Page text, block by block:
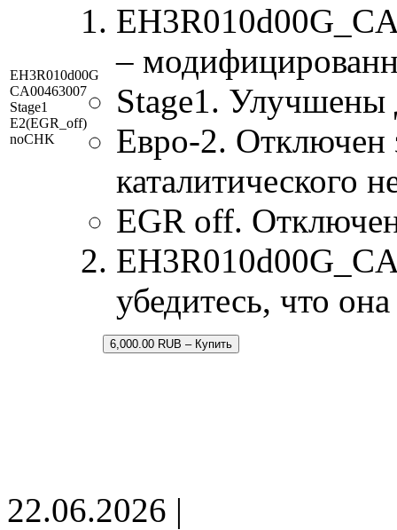
EH3R010d00G
CA00463007
Stage1
E2(EGR_off)
noCHK
–
Stage1. Улучшены
Евро-2. Отключен
каталитического
EGR off.
убедитесь, что
6,000.00 RUB – Купить
22.06.2026 |